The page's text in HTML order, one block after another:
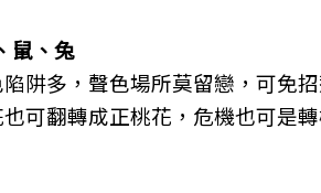
鼠、 兔
阱多，聲色場所莫留戀，可免
可翻轉成正桃花，危機也可是轉